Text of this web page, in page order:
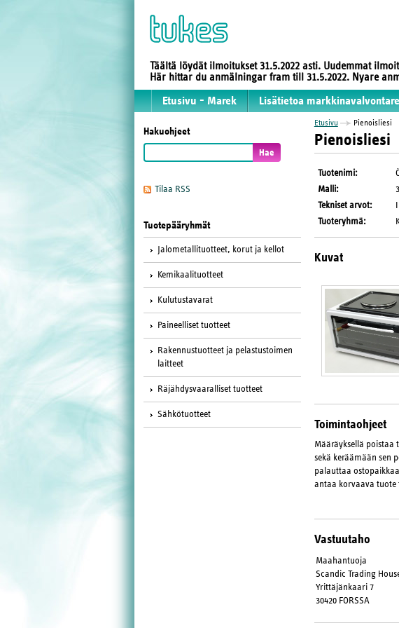
Täältä löydät ilmoitukset 31.5.2022 asti. Uudemmat
Här hittar du anmälningar fram till 31.5.2022. Nyare
Etusivu - Marek Lisätietoa
Hakuohjeet
Tilaa RSS
Tuotepääryhmät
Jalometallituotteet, korut ja kellot
Kemikaalituotteet
Kulutustavarat
Paineelliset tuotteet
Rakennustuotteet ja pelastustoimen
laitteet
Räjähdysvaaralliset tuotteet
Sähkötuotteet
Etusivu Pienoisliesi
Pienoisliesi
Tuotenimi:
Malli:
Tekniset arvot:
Tuoteryhmä:
Kuvat
Toimintaohjeet
Määräyksellä
sekä keräämään sen
palauttaa
antaa korvaava tuote
Vastuutaho
Maahantuoja
Scandic Trading
Yrittäjänkaari 7
30420 FORSSA